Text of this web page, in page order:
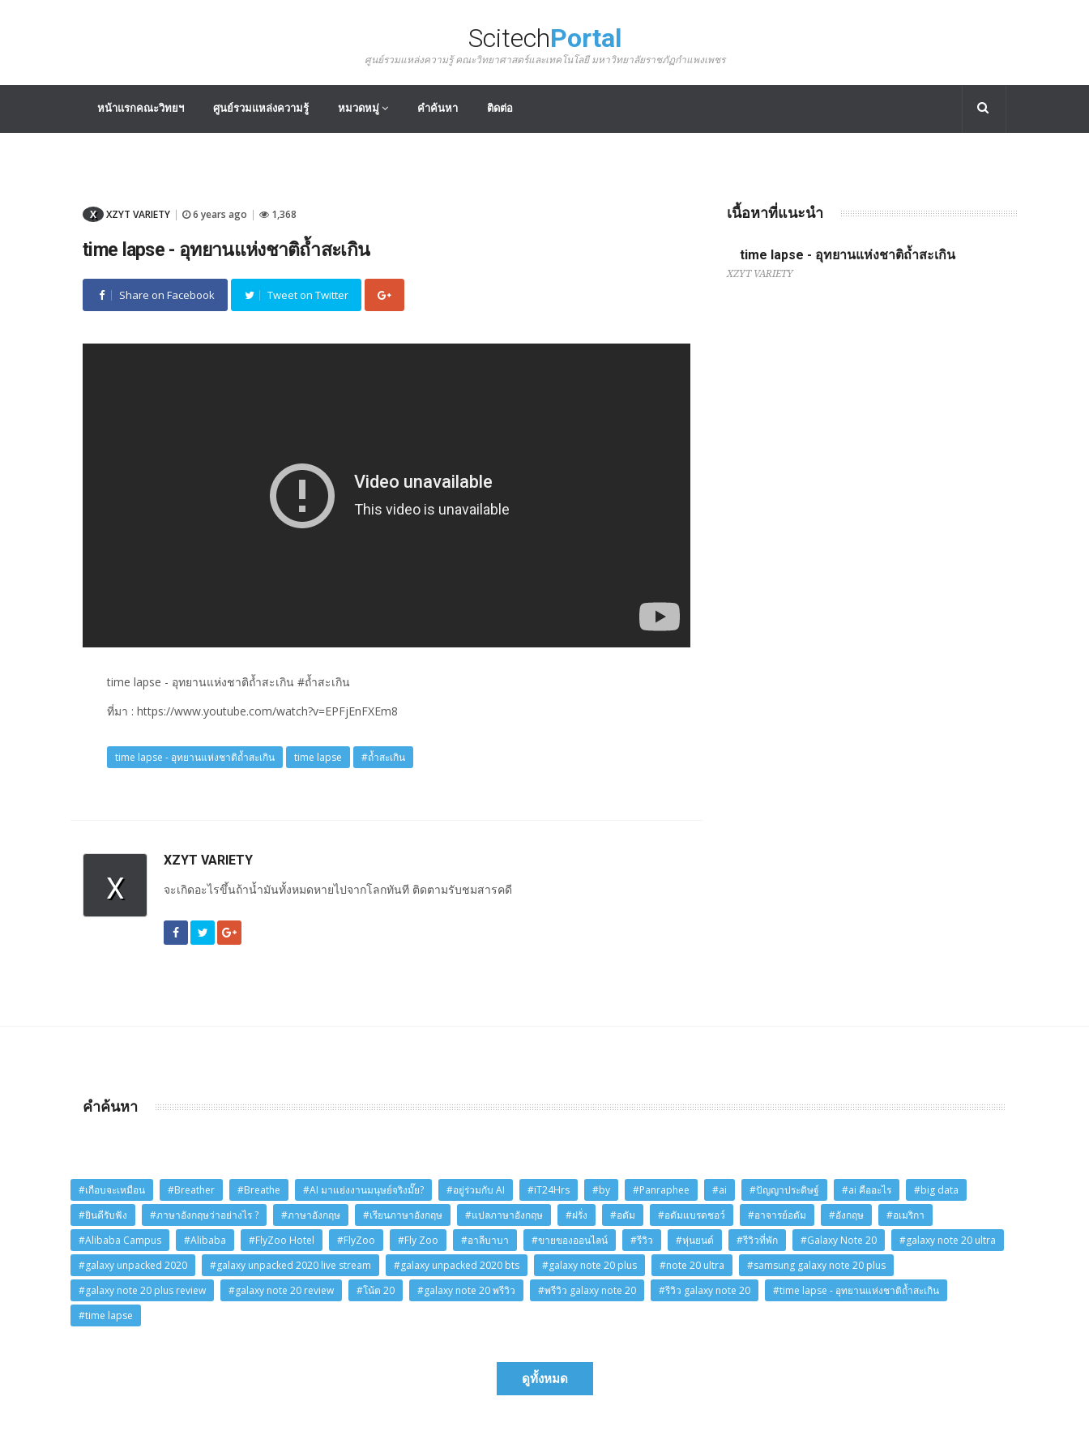
ScitechPortal
ศูนย์รวมแหล่งความรู้ คณะวิทยาศาสตร์และเทคโนโลยี มหาวิทยาลัยราชภัฏกำแพงเพชร
หน้าแรกคณะวิทยฯ ศูนย์รวมแหล่งความรู้ หมวดหมู่ คำค้นหา ติดต่อ
X XZYT VARIETY 6 years ago 1,368
time lapse - อุทยานแห่งชาติถ้ำสะเกิน
Share on Facebook Tweet on Twitter
time lapse - อุทยานแห่งชาติถ้ำสะเกิน #ถ้ำสะเกิน
ที่มา : https://www.youtube.com/watch?v=EPFjEnFXEm8
time lapse - อุทยานแห่งชาติถ้ำสะเกิน time lapse #ถ้ำสะเกิน
X
XZYT VARIETY
จะเกิดอะไรขึ้นถ้าน้ำมันทั้งหมดหายไปจากโลกทันที ติดตามรับชมสารคดี
เนื้อหาที่แนะนำ
time lapse - อุทยานแห่งชาติถ้ำสะเกิน
XZYT VARIETY
คำค้นหา
#เกือบจะเหมือน #Breather #Breathe #AI มาแย่งงานมนุษย์จริงมั๊ย? #อยู่ร่วมกับ AI #iT24Hrs #by #Panraphee #ai #ปัญญาประดิษฐ์ #ai คืออะไร
#big data
#ยินดีรับฟัง
#ภาษาอังกฤษว่าอย่างไร ? #ภาษาอังกฤษ #เรียนภาษาอังกฤษ #แปลภาษาอังกฤษ #ฝรั่ง #อดัม #อดัมแบรดชอว์ #อาจารย์อดัม #อังกฤษ
#อเมริกา
#Alibaba Campus
#Alibaba #FlyZoo Hotel #FlyZoo #Fly Zoo #อาลีบาบา #ขายของออนไลน์ #รีวิว #หุ่นยนต์ #รีวิวที่พัก #Galaxy Note 20
#galaxy note 20 ultra
#galaxy unpacked 2020
#galaxy unpacked 2020 live stream #galaxy unpacked 2020 bts #galaxy note 20 plus #note 20 ultra
#samsung galaxy note 20 plus
#galaxy note 20 plus review
#galaxy note 20 review #โน้ต 20 #galaxy note 20 พรีวิว #พรีวิว galaxy note 20 #รีวิว galaxy note 20
#time lapse - อุทยานแห่งชาติถ้ำสะเกิน
#time lapse
ดูทั้งหมด